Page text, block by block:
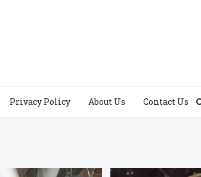
Privacy Policy About Us Contact Us